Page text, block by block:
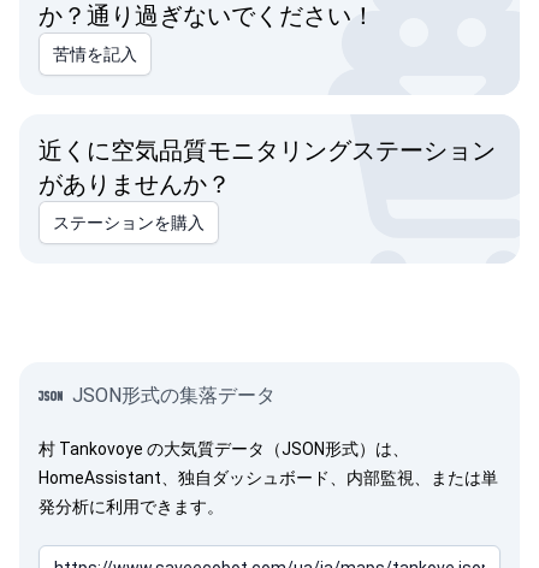
か？通り過ぎないでください！
苦情を記入
近くに空気品質モニタリングステーション
がありませんか？
ステーションを購入
JSON形式の集落データ
村 Tankovoye の大気質データ（JSON形式）は、
HomeAssistant、独自ダッシュボード、内部監視、または単
発分析に利用できます。